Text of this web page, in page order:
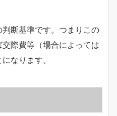
断基準です。つまりこの
際費等（場合によっては
なります。